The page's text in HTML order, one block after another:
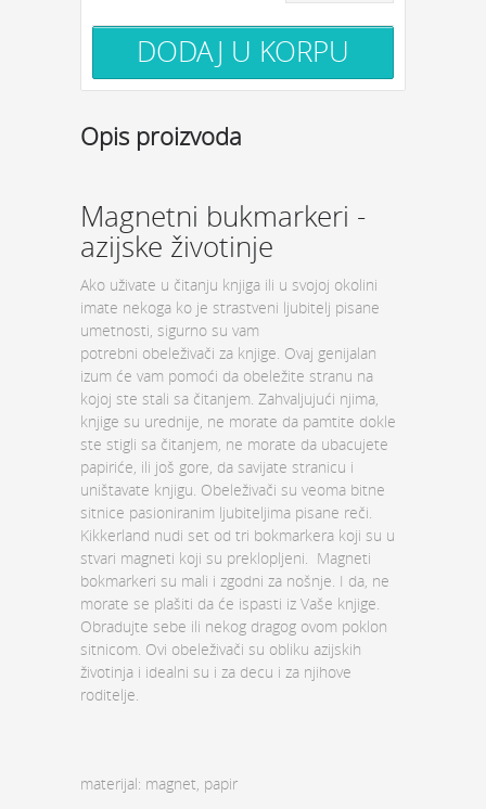
Opis proizvoda
Magnetni bukmarkeri -
azijske životinje
Ako uživate u čitanju knjiga ili u svojoj okolini
imate nekoga ko je strastveni ljubitelj pisane
umetnosti, sigurno su vam
potrebni obeleživači za knjige. Ovaj genijalan
izum će vam pomoći da obeležite stranu na
kojoj ste stali sa čitanjem. Zahvaljujući njima,
knjige su urednije, ne morate da pamtite dokle
ste stigli sa čitanjem, ne morate da ubacujete
papiriće, ili još gore, da savijate stranicu i
uništavate knjigu. Obeleživači su veoma bitne
sitnice pasioniranim ljubiteljima pisane reči.
Kikkerland nudi set od tri bokmarkera koji su u
stvari magneti koji su preklopljeni. Magneti
bokmarkeri su mali i zgodni za nošnje. I da, ne
morate se plašiti da će ispasti iz Vaše knjige.
Obradujte sebe ili nekog dragog ovom poklon
sitnicom. Ovi obeleživači su obliku azijskih
životinja i idealni su i za decu i za njihove
roditelje.
materijal: magnet, papir